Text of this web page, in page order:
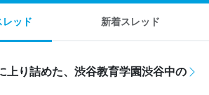
レッド 新着スレッド
上り詰めた、渋谷教育学園渋谷中の